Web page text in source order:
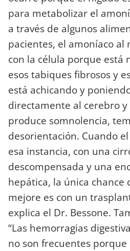
para metabolizar el
a través de algunos
pacientes, el amoníaco al
con la célula porque está
esos tabiques fibrosos y
está achicando y
directamente al cerebro y
produce somnolencia,
desorientación. Cuando
esa instancia, con una
descompensada y una
hepática, la única chance
mejore es con un
explica el Dr. Bessone.
“Las hemorragias
no son frecuentes porque